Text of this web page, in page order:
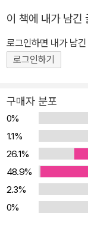
이 책에 내가 남긴
로그인하면 내가 남
로그인하기
구매자 분포
0%
1.1%
26.1%
48.9%
2.3%
0%